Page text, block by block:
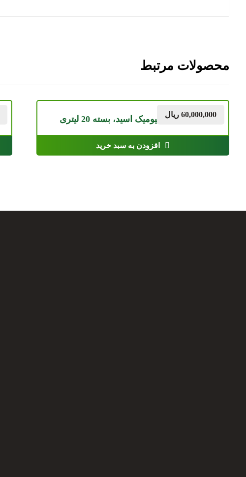
محصولات مرتبط
کود ارگانیک هیومیک اسید، بسته 20 لیتری
60,000,000 ریال
افزودن به سبد خرید